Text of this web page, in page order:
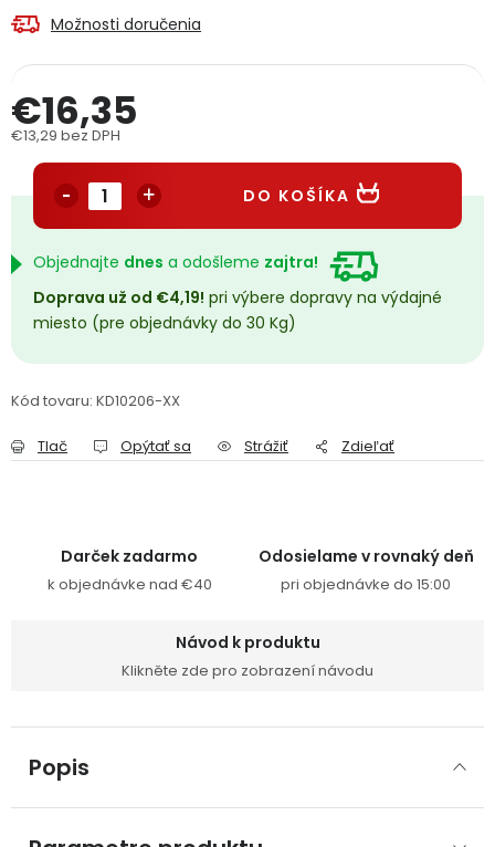
Reklamačný formulár Odstúpenie v lehote 14 dní
Obchodné podmienky
Podmienky ochrany osobných údajov
Přihlášení Registrace
Možnosti doručenia
€16,35
€13,29 bez DPH
DO KOŠÍKA
Objednajte dnes a odošleme zajtra!
Doprava už od €4,19! pri výbere dopravy na výdajné
miesto (pre objednávky do 30 Kg)
Kód tovaru: KD10206-XX
Tlač Opýtať sa Strážiť Zdieľať
Darček zadarmo
k objednávke nad €40
Odosielame v rovnaký deň
pri objednávke do 15:00
Návod k produktu
Klikněte zde pro zobrazení návodu
Popis